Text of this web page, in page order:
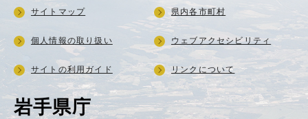
岩手県庁
サイトマップ 県内各市町村
個人情報の取り扱い ウェブアクセシビリティ
サイトの利用ガイド リンクについて